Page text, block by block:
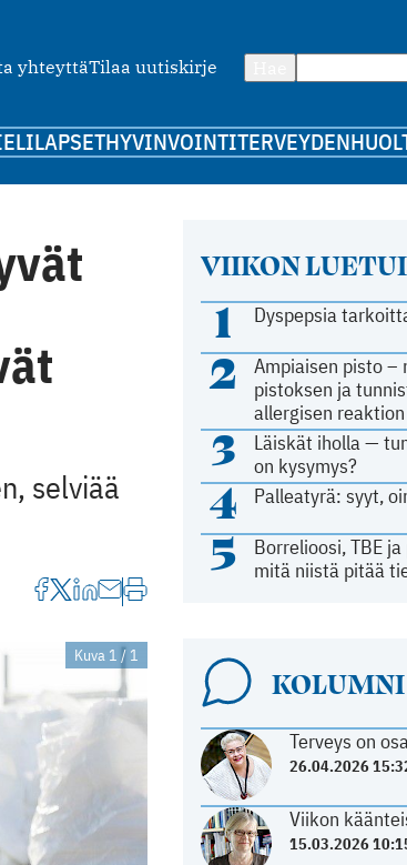
yhteyttäTilaa uutiskirje
LAPSETHYVINVOINTI
VIIKON
1 Dyspepsia
2
Ampiaisen pisto –
pistoksen ja
allergisen reaktion
3
Läiskät iholla —
on kysymys?
4 Palleatyrä: syyt,
5
Borrelioosi, TBE
mitä niistä pitää
KOLUMNI
Terveys on
26.04.2026
Viikon
15.03.2026
selviää
Kuva 1 / 1